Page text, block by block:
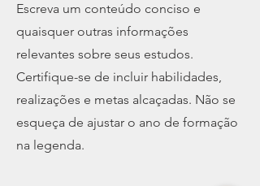
Escreva um conteúdo conciso e
quaisquer outras informações
relevantes sobre seus estudos.
Certifique-se de incluir habilidades,
realizações e metas alcaçadas. Não se
esqueça de ajustar o ano de formação
na legenda.